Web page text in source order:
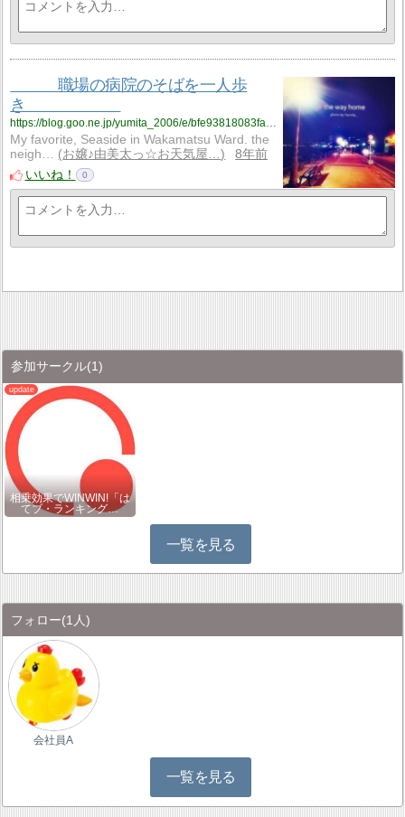
職場の病院のそばを一人歩
き
https://blog.goo.ne.jp/yumita_2006/e/bfe93818083fa92962433d972885d073?fm=rss
My favorite, Seaside in Wakamatsu Ward. the
neigh…
お嬢♪由美太っ☆お天気屋…
8年前
いいね！
0
参加サークル(1)
相乗効果でWINWIN!「は
てブ・ランキング…
一覧を見る
フォロー(1人)
会社員A
一覧を見る